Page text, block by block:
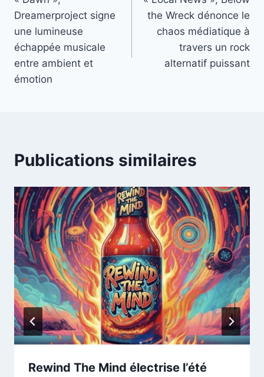
de
l’article
Dreamerproject signe
une lumineuse
échappée musicale
entre ambient et
émotion
the Wreck dénonce le
chaos médiatique à
travers un rock
alternatif puissant
Publications similaires
Rewind The Mind électrise l’été